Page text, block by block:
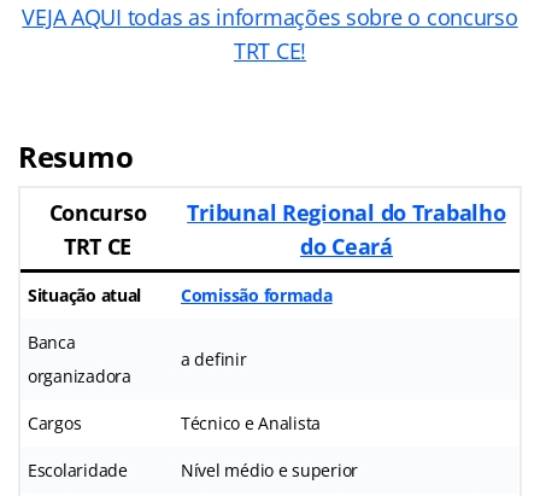
VEJA AQUI todas as informações sobre o concurso
TRT CE!
Resumo
Concurso
TRT CE
Tribunal Regional do Trabalho
do Ceará
Situação atual Comissão formada
Banca
organizadora
a definir
Cargos Técnico e Analista
Escolaridade Nível médio e superior